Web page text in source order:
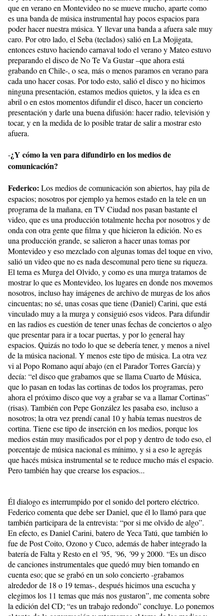
que en verano en Montevideo no se mueve mucho, aparte como
es una banda de música instrumental hay pocos espacios para
poder hacer nuestra música. Y llevar una banda a afuera sale muy
caro. Por otro lado, el Seba (teclados) salió en La Mojigata,
entonces estuvo haciendo carnaval todo el verano y Mateo estuvo
preparando el disco de No Te Va Gustar –que ahora está
grabando en Chile-, o sea, más o menos paramos en verano para
cada uno hacer cosas. Por todo esto, salió el disco y no hicimos
ninguna presentación, estamos medios quietos, y la idea es en
abril o en estos momentos difundir el disco, hacer un concierto
presentación y darle una buena difusión: hacer radio, televisión y
tocar, y en la medida de lo posible tratar de salir a mostrar esto
afuera.
-¿Y cómo la ven para difundirlo en los medios de
comunicación?
Federico: Los medios de comunicación son abiertos, hay pila de
espacios; nosotros por ejemplo ya hemos estado en la tele en un
programa de la mañana, en TV Ciudad nos pasan bastante el
video, que es una producción totalmente hecha por nosotros y de
onda con otra gente que filma y que hicieron la edición. No es
una producción grande, se salieron a hacer unas tomas por
Montevideo y eso mezclado con algunas tomas del toque en vivo,
salió un video que no es nada descomunal pero tiene su riqueza.
El tema es Murga del Olvido, y como es una murga tratamos de
mostrar lo que es Montevideo, los lugares en donde nos movemos
nosotros, incluso hay imágenes de archivo de murgas de los años
cincuentas; no sé, unas cosas que tiene (Daniel) Carini, que está
vinculado muy a la murga y consiguió esos videos. Para difundir
en las radios es cuestión de tener unas fechas de conciertos o algo
que presentar para ir a tocar puertas, y por lo general hay
espacios. Quizás no todo lo que se debería tener, y menos a nivel
de la música nacional. Y menos este tipo de música. La otra vez
vi al Popo Romano aquí abajo (en el Parador Torres García) y
decía: “el disco que grabamos que se llama Cuarto de Música,
que lo pasan en todas las cortinas de todos los programas, pero
ahora el próximo disco que voy a grabar se va a llamar Cortinas”
(risas). También con Pepe González les pasaba eso, incluso a
nosotros; la otra vez prendí canal 10 y había temas nuestros de
cortina. Tiene ese tipo de inserción en los medios, porque los
medios están muy masificados por el pop y dentro de todo eso, el
porcentaje de música nacional es mínimo, y si a eso le agregás
que hacés música instrumental se te reduce mucho más el espacio.
Pero también hay que crearse los espacios...
Él dialogo es interrumpido por el sonido del portero eléctrico.
Federico comenta que debe ser Daniel, que él lo llamó para que
también participara de la entrevista: “por si me olvido de algo”.
En efecto, es Daniel Carini, batero de Yeca Tatú, que también lo
fue de Post Coito, Ozono y Cuco, además de haber integrado la
batería de Falta y Resto en el ´95, ´96, ´99 y 2000. “Es un disco
de canciones instrumentales que quedó muy bien tomando en
cuenta eso; que se grabó en un solo concierto -grabamos
alrededor de 18 o 19 temas-, después hicimos una escucha y
elegimos los 11 temas que más nos gustaron”, me comenta sobre
la edición del CD; “es un trabajo redondo” concluye. Lo ponemos